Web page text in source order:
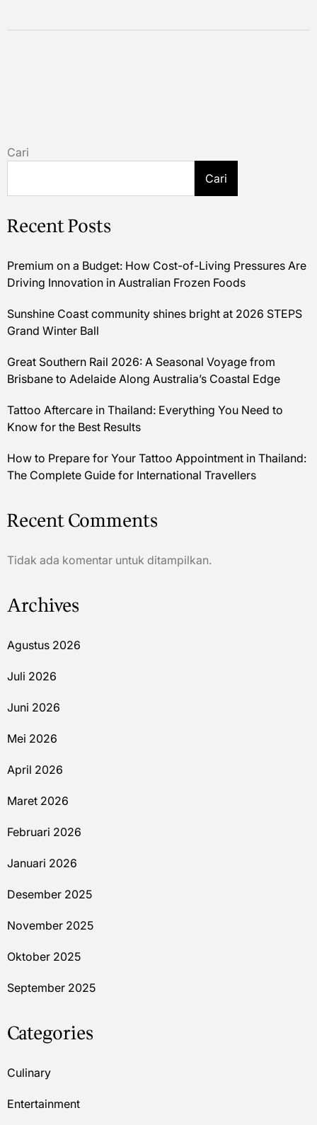
Cari
Cari
Recent Posts
Premium on a Budget: How Cost-of-Living Pressures Are
Driving Innovation in Australian Frozen Foods
Sunshine Coast community shines bright at 2026 STEPS
Grand Winter Ball
Great Southern Rail 2026: A Seasonal Voyage from
Brisbane to Adelaide Along Australia’s Coastal Edge
Tattoo Aftercare in Thailand: Everything You Need to
Know for the Best Results
How to Prepare for Your Tattoo Appointment in Thailand:
The Complete Guide for International Travellers
Recent Comments
Tidak ada komentar untuk ditampilkan.
Archives
Agustus 2026
Juli 2026
Juni 2026
Mei 2026
April 2026
Maret 2026
Februari 2026
Januari 2026
Desember 2025
November 2025
Oktober 2025
September 2025
Categories
Culinary
Entertainment